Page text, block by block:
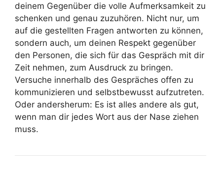
deinem Gegenüber die volle Aufmerksamkeit zu
schenken und genau zuzuhören. Nicht nur, um
auf die gestellten Fragen antworten zu können,
sondern auch, um deinen Respekt gegenüber
den Personen, die sich für das Gespräch mit dir
Zeit nehmen, zum Ausdruck zu bringen.
Versuche innerhalb des Gespräches offen zu
kommunizieren und selbstbewusst aufzutreten.
Oder andersherum: Es ist alles andere als gut,
wenn man dir jedes Wort aus der Nase ziehen
muss.